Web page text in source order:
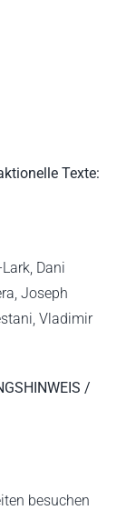
Texte:
Dani
Joseph
Vladimir
/
besuchen